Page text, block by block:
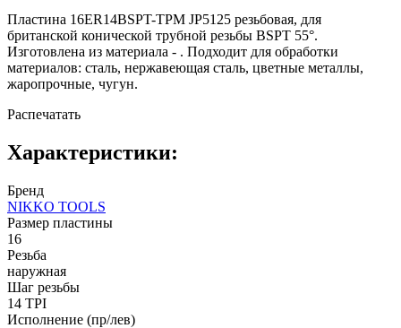
Пластина 16ER14BSPT-TPM JP5125 резьбовая, для
британской конической трубной резьбы BSPT 55°.
Изготовлена из материала - . Подходит для обработки
материалов: сталь, нержавеющая сталь, цветные металлы,
жаропрочные, чугун.
Распечатать
Характеристики:
Бренд
NIKKO TOOLS
Размер пластины
16
Резьба
наружная
Шаг резьбы
14 TPI
Исполнение (пр/лев)